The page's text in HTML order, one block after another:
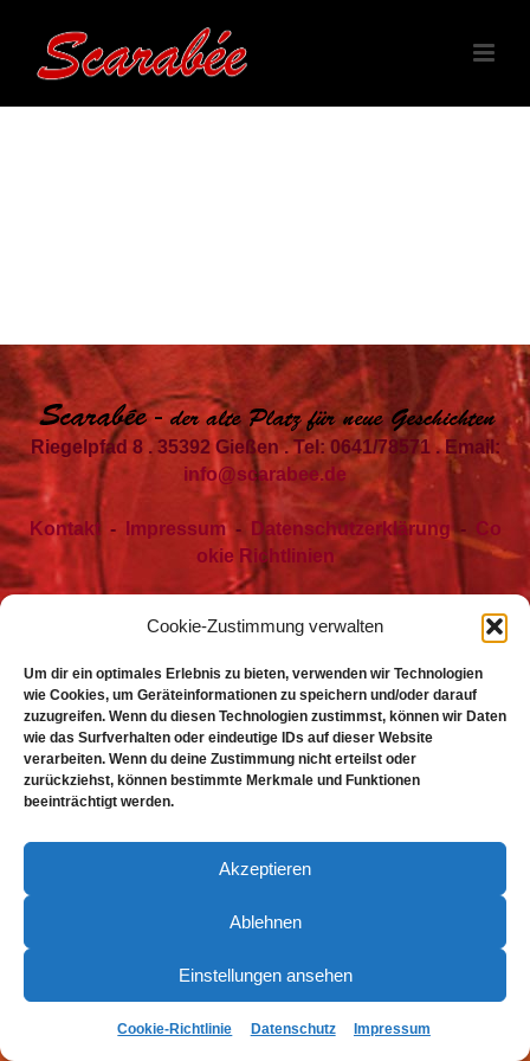
Cookie-Zustimmung verwalten
Um dir ein optimales Erlebnis zu bieten, verwenden wir Technologien
wie Cookies, um Geräteinformationen zu speichern und/oder darauf
zuzugreifen. Wenn du diesen Technologien zustimmst, können wir Daten
wie das Surfverhalten oder eindeutige IDs auf dieser Website
verarbeiten. Wenn du deine Zustimmung nicht erteilst oder
zurückziehst, können bestimmte Merkmale und Funktionen
beeinträchtigt werden.
Akzeptieren
Ablehnen
Einstellungen ansehen
Cookie-Richtlinie Datenschutz Impressum
Riegelpfad 8 . 35392 Gießen . Tel: 0641/78571 . Email:
info@scarabee.de
Kontakt- Impressum- Datenschutzerklärung- Co
okie Richtlinien